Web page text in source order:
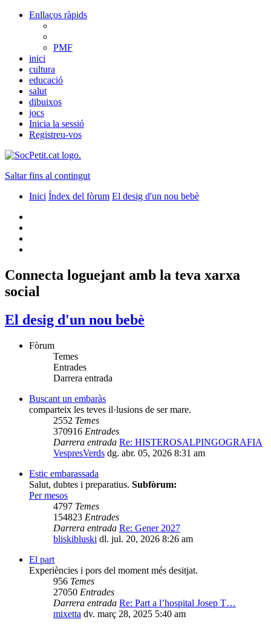
Enllaços ràpids
PMF
inici
cultura
educació
salut
dibuixos
jocs
Inicia la sessió
Registreu-vos
Saltar fins al contingut
Inici Índex del fòrum El desig d'un nou bebè
Connecta loguejant amb la teva xarxa
social
El desig d'un nou bebè
Fòrum
Temes
Entrades
Darrera entrada
Buscant un embaràs
comparteix les teves il·lusions de ser mare.
2552 Temes
370916 Entrades
Darrera entrada Re: HISTEROSALPINGOGRAFIA
VespresVerds dg. abr. 05, 2026 8:31 am
Estic embarassada
Salut, dubtes i preparatius. Subfòrum:
Per mesos
4797 Temes
154823 Entrades
Darrera entrada Re: Gener 2027
bliskibluski dl. jul. 20, 2026 8:26 am
El part
Experiències i pors del moment més desitjat.
956 Temes
27050 Entrades
Darrera entrada Re: Part a l’hospital Josep T…
mixetta dv. març 28, 2025 5:40 am